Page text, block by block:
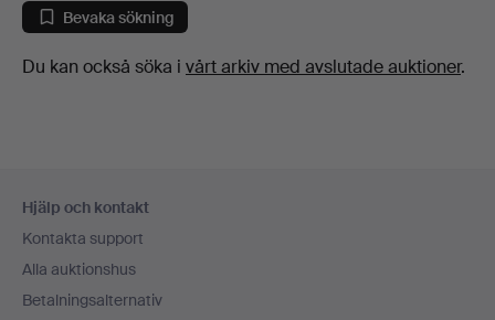
Bevaka sökning
Du kan också söka i vårt arkiv med avslutade auktioner.
Hjälp och kontakt
Kontakta support
Alla auktionshus
Betalningsalternativ